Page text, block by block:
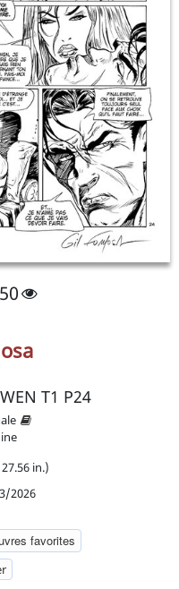
T1 P24
in.)
2026
favorites